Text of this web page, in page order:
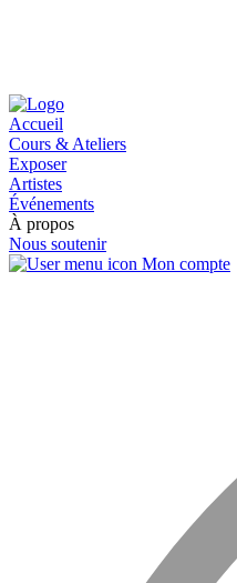
Accueil
Cours & Ateliers
Exposer
Artistes
Événements
À propos
Nous soutenir
Mon compte